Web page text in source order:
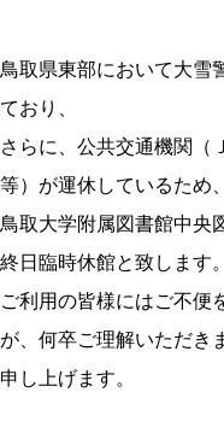
鳥取県東部において大雪
ており、
さらに、公共交通機関（
等）が運休しているため、
鳥取大学附属図書館中央
終日臨時休館と致します。
ご利用の皆様にはご不便
が、何卒ご理解いただき
申し上げます。